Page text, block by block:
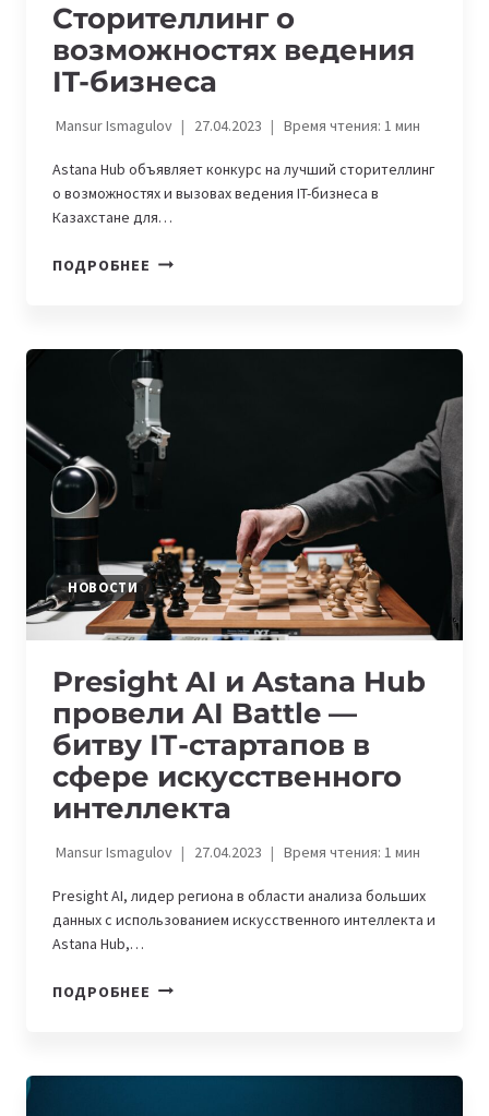
Сторителлинг о
возможностях ведения
IT-бизнеса
Mansur Ismagulov 27.04.2023 Время чтения: 1мин
Astana Hub объявляет конкурс на лучший сторителлинг
о возможностях и вызовах ведения IT-бизнеса в
Казахстане для…
ПОДРОБНЕЕ СТОРИТЕЛЛИНГ
IT-
БИЗНЕСА
НОВОСТИ
Presight AI и Astana Hub
провели AI Battle —
битву ІТ-стартапов в
сфере искусственного
интеллекта
Mansur Ismagulov 27.04.2023 Время чтения: 1мин
Presight AI, лидер региона в области анализа больших
данных с использованием искусственного интеллекта и
Astana Hub,…
ПОДРОБНЕЕ PRESIGHT